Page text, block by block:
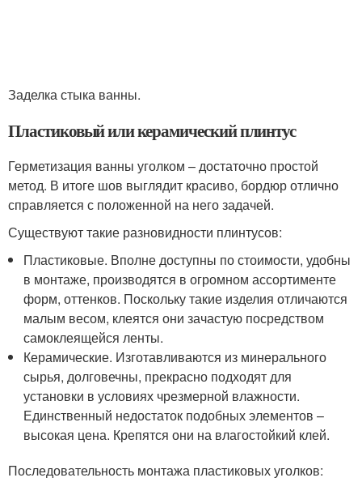
Заделка стыка ванны.
Пластиковый или керамический плинтус
Герметизация ванны уголком – достаточно простой
метод. В итоге шов выглядит красиво, бордюр отлично
справляется с положенной на него задачей.
Существуют такие разновидности плинтусов:
Пластиковые. Вполне доступны по стоимости, удобны
в монтаже, производятся в огромном ассортименте
форм, оттенков. Поскольку такие изделия отличаются
малым весом, клеятся они зачастую посредством
самоклеящейся ленты.
Керамические. Изготавливаются из минерального
сырья, долговечны, прекрасно подходят для
установки в условиях чрезмерной влажности.
Единственный недостаток подобных элементов –
высокая цена. Крепятся они на влагостойкий клей.
Последовательность монтажа пластиковых уголков: